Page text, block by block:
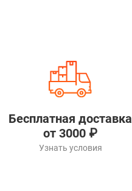
Бесплатная доставка
от 3000 ₽
Узнать условия